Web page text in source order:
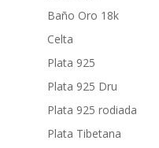
Baño Oro 18k
Celta
Plata 925
Plata 925 Dru
Plata 925 rodiada
Plata Tibetana